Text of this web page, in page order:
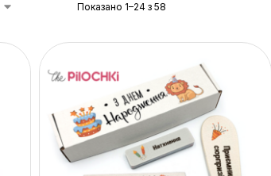
Показано 1–24 з 58